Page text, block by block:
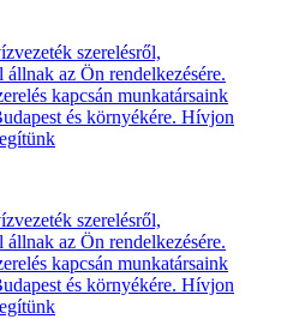
szerelésről,
az Ön rendelkezésére.
kapcsán munkatársaink
és környékére. Hívjon
szerelésről,
az Ön rendelkezésére.
kapcsán munkatársaink
és környékére. Hívjon